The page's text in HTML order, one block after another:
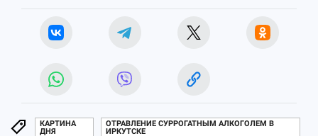
КАРТИНА
ДНЯ
ОТРАВЛЕНИЕ СУРРОГАТНЫМ АЛКОГОЛЕМ В
ИРКУТСКЕ